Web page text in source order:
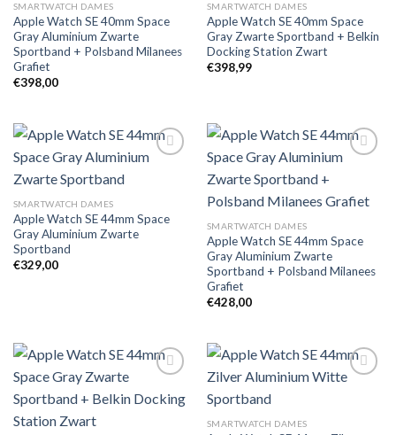
SMARTWATCH DAMES
Apple Watch SE 40mm Space
Gray Aluminium Zwarte
Sportband + Polsband Milanees
Grafiet
€398,00
SMARTWATCH DAMES
Apple Watch SE 40mm Space
Gray Zwarte Sportband + Belkin
Docking Station Zwart
€398,99
verlanglijst
SMARTWATCH DAMES
Apple Watch SE 44mm Space
Gray Aluminium Zwarte
Sportband
€329,00
Toevoegen
SMARTWATCH DAMES
Apple Watch SE 44mm Space
Gray Aluminium Zwarte
Sportband + Polsband Milanees
Grafiet
€428,00
SMARTWATCH DAMES